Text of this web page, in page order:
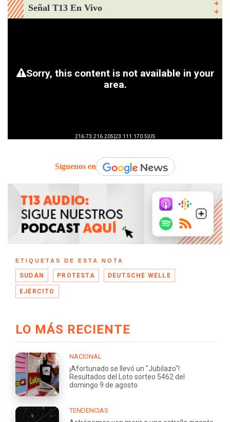
Señal T13 En Vivo
Síguenos en
ETIQUETAS DE ESTA NOTA
SUDÁN PROTESTA DEUTSCHE WELLE
EJÉRCITO
LO MÁS RECIENTE
NACIONAL
¡Afortunado se llevó un "Jubilazo"!:
Resultados del Loto sorteo 5462 del
domingo 9 de agosto
TENDENCIAS